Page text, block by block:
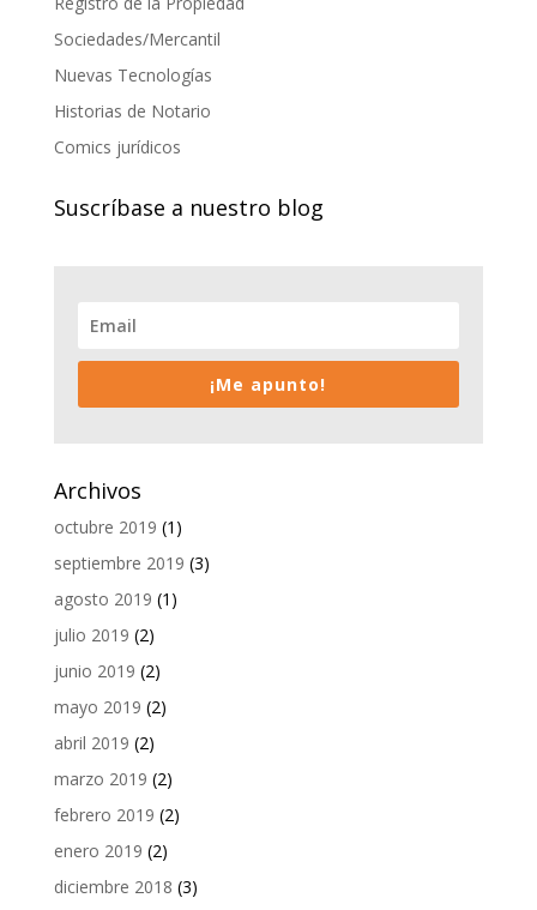
Sociedades/Mercantil
Nuevas Tecnologías
Historias de Notario
Comics jurídicos
Suscríbase a nuestro blog
¡Me apunto!
Archivos
octubre 2019 (1)
septiembre 2019 (3)
agosto 2019 (1)
julio 2019 (2)
junio 2019 (2)
mayo 2019 (2)
abril 2019 (2)
marzo 2019 (2)
febrero 2019 (2)
enero 2019 (2)
diciembre 2018 (3)